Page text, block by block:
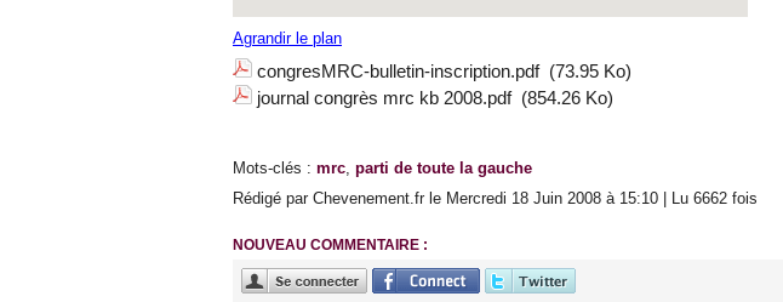
Agrandir le plan
congresMRC-bulletin-inscription.pdf (73.95 Ko)
journal congrès mrc kb 2008.pdf (854.26 Ko)
Mots-clés : mrc, parti de toute la gauche
Rédigé par Chevenement.fr le Mercredi 18 Juin 2008 à 15:10 | Lu 6662 fois
NOUVEAU COMMENTAIRE :